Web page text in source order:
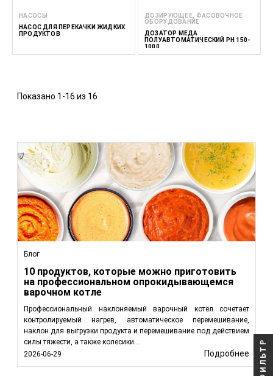
НАСОСЫ
НАСОС ДЛЯ ПЕРЕКАЧКИ ЖИДКИХ
ПРОДУКТОВ
ДОЗИРУЮЩЕЕ, ФАСОВОЧНОЕ
ОБОРУДОВАНИЕ
ДОЗАТОР МЁДА
ПОЛУАВТОМАТИЧЕСКИЙ PH 150-
1000
Показано 1-16 из 16
Блог
10 продуктов, которые можно приготовить
на профессиональном опрокидывающемся
варочном котле
Профессиональный наклоняемый варочный котёл сочетает
контролируемый нагрев, автоматическое перемешивание,
наклон для выгрузки продукта и перемешивание под действием
силы тяжести, а также колесики...
2026-06-29
Подробнее ФИЛЬТР